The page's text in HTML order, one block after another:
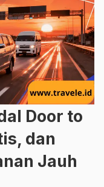
Door to
dan
Jauh